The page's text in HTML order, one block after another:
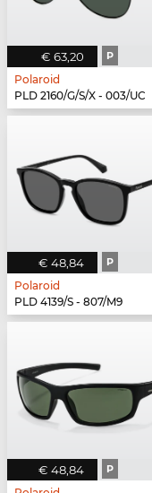
€ 63,20 P
Polaroid
PLD 2160/G/S/X - 003/UC
€ 48,84 P
Polaroid
PLD 4139/S - 807/M9
€ 48,84 P